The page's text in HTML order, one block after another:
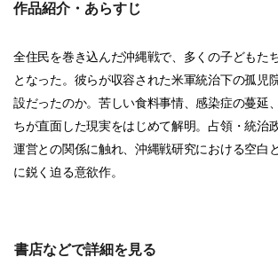
作品紹介・あらすじ
全住民を巻き込んだ沖縄戦で、多くの子どもた
となった。彼らが収容された米軍統治下の孤児
設だったのか。苦しい食料事情、感染症の蔓延
ちが直面した現実をはじめて解明。占領・統治
運営との関係に触れ、沖縄戦研究における空白
に鋭く迫る意欲作。
書店などで詳細を見る